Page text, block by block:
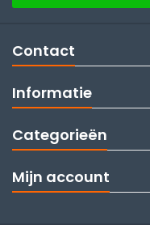
Contact
Informatie
Categorieën
Mijn account